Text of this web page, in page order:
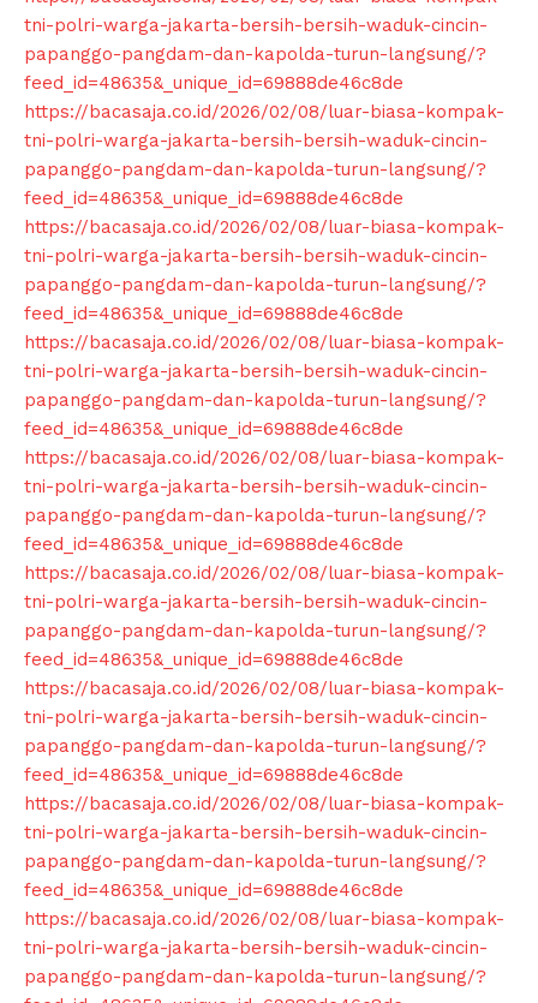
News Week
Magazine PRO
tni-polri-warga-jakarta-bersih-bersih-waduk-cincin-
papanggo-pangdam-dan-kapolda-turun-langsung/?
feed_id=48635&_unique_id=69888de46c8de
https://bacasaja.co.id/2026/02/08/luar-biasa-kompak-
tni-polri-warga-jakarta-bersih-bersih-waduk-cincin-
papanggo-pangdam-dan-kapolda-turun-langsung/?
feed_id=48635&_unique_id=69888de46c8de
https://bacasaja.co.id/2026/02/08/luar-biasa-kompak-
tni-polri-warga-jakarta-bersih-bersih-waduk-cincin-
papanggo-pangdam-dan-kapolda-turun-langsung/?
feed_id=48635&_unique_id=69888de46c8de
https://bacasaja.co.id/2026/02/08/luar-biasa-kompak-
tni-polri-warga-jakarta-bersih-bersih-waduk-cincin-
papanggo-pangdam-dan-kapolda-turun-langsung/?
feed_id=48635&_unique_id=69888de46c8de
https://bacasaja.co.id/2026/02/08/luar-biasa-kompak-
tni-polri-warga-jakarta-bersih-bersih-waduk-cincin-
papanggo-pangdam-dan-kapolda-turun-langsung/?
feed_id=48635&_unique_id=69888de46c8de
https://bacasaja.co.id/2026/02/08/luar-biasa-kompak-
tni-polri-warga-jakarta-bersih-bersih-waduk-cincin-
papanggo-pangdam-dan-kapolda-turun-langsung/?
feed_id=48635&_unique_id=69888de46c8de
https://bacasaja.co.id/2026/02/08/luar-biasa-kompak-
tni-polri-warga-jakarta-bersih-bersih-waduk-cincin-
papanggo-pangdam-dan-kapolda-turun-langsung/?
feed_id=48635&_unique_id=69888de46c8de
https://bacasaja.co.id/2026/02/08/luar-biasa-kompak-
tni-polri-warga-jakarta-bersih-bersih-waduk-cincin-
papanggo-pangdam-dan-kapolda-turun-langsung/?
feed_id=48635&_unique_id=69888de46c8de
https://bacasaja.co.id/2026/02/08/luar-biasa-kompak-
tni-polri-warga-jakarta-bersih-bersih-waduk-cincin-
papanggo-pangdam-dan-kapolda-turun-langsung/?